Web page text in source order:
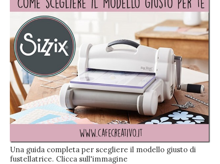
Una guida completa per scegliere il modello giusto di
fustellatrice. Clicca sull'immagine